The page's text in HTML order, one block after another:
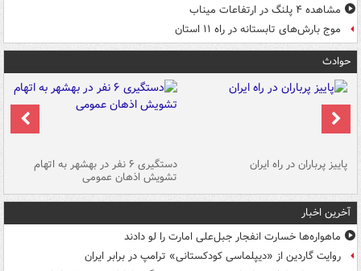
مشاهده ۴ پلنگ در ارتفاعات میناب
موج بارش‌های تابستانه در راه ۱۱ استان
حوادث
پاییز پرباران در راه ایران دستگیری ۶ نفر در بهشهر به اتهام
تشویش اذهان عمومی
آخرین اخبار
ماهواره‌ها خسارت انفجار جبل‌علی امارت را لو دادند
روایت گاردین از «دیپلماسی کودکستانی» ترامپ در برابر ایران